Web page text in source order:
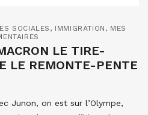
SOCIALES , IMMIGRATION , MES
LE TIRE-
LE REMONTE-PENTE
Junon, on est sur l’Olympe,